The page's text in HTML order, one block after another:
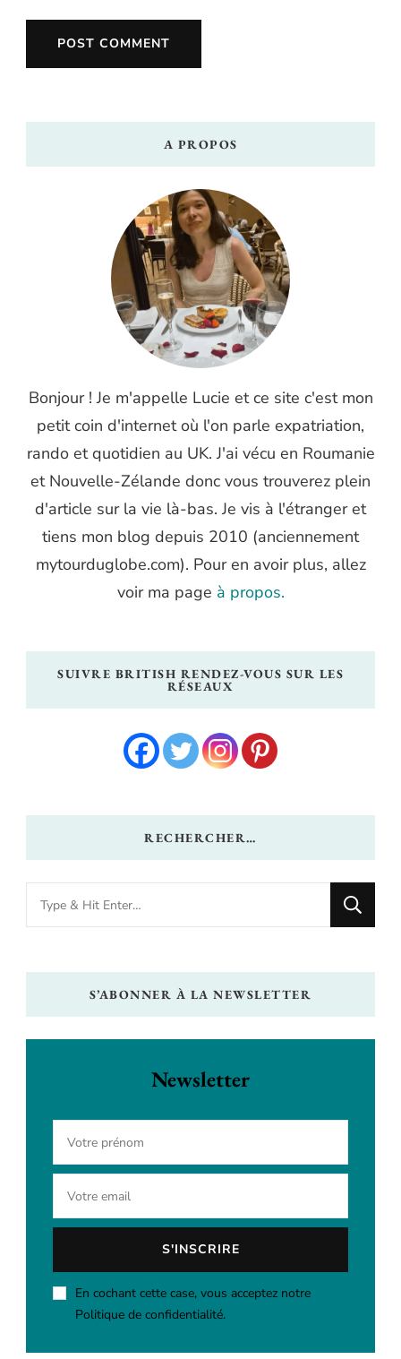
A PROPOS
Bonjour ! Je m'appelle Lucie et ce site c'est mon
petit coin d'internet où l'on parle expatriation,
rando et quotidien au UK. J'ai vécu en Roumanie
et Nouvelle-Zélande donc vous trouverez plein
d'article sur la vie là-bas. Je vis à l'étranger et
tiens mon blog depuis 2010 (anciennement
mytourduglobe.com). Pour en avoir plus, allez
voir ma page à propos.
SUIVRE BRITISH RENDEZ-VOUS SUR LES
RÉSEAUX
RECHERCHER…
Looking
for
S’ABONNER À LA NEWSLETTER
Newsletter
En cochant cette case, vous acceptez notre
Politique de confidentialité.